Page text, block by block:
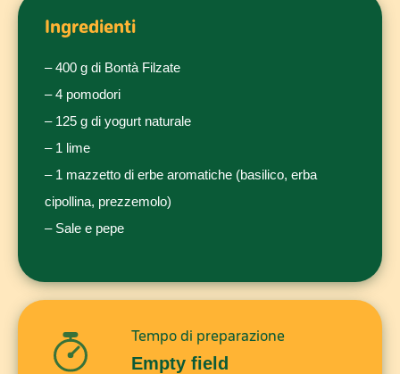
Ingredienti
– 400 g di Bontà Filzate
– 4 pomodori
– 125 g di yogurt naturale
– 1 lime
– 1 mazzetto di erbe aromatiche (basilico, erba
cipollina, prezzemolo)
– Sale e pepe
Tempo di preparazione
Empty field